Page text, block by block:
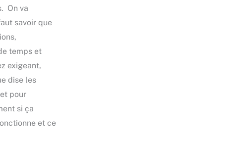
On va
savoir que
temps et
exigeant,
dise les
pour
si ça
et ce